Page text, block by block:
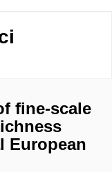
fine-scale
European